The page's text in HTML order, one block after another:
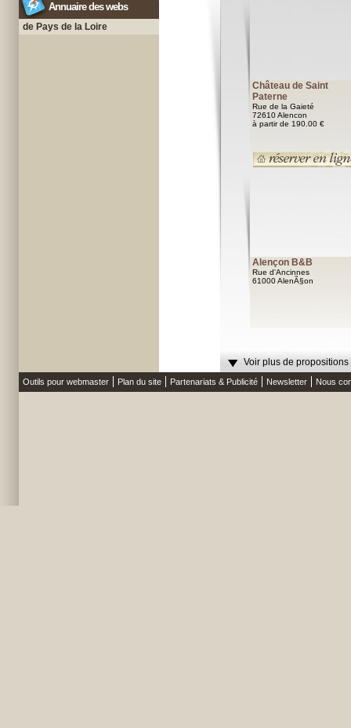
Annuaire des webs
de Pays de la Loire
Château de Saint
Paterne
Rue de la Gaieté
72610 Alencon
à partir de 190.00 €
Alençon B&B
Rue d'Ancinnes
61000 AlenÃ§on
Voir plus de
Outils pour webmaster Plan du site Partenariats & Publicité Newsletter Nous